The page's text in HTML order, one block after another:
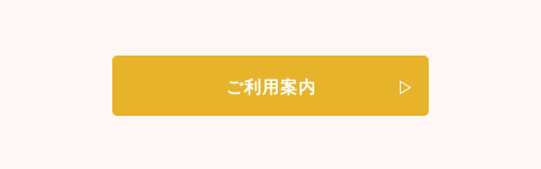
ご利用案内